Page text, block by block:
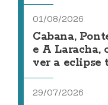
01/08/2026
Cabana,
e A Laracha,
ver a eclipse
29/07/2026